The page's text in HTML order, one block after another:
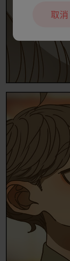
取消